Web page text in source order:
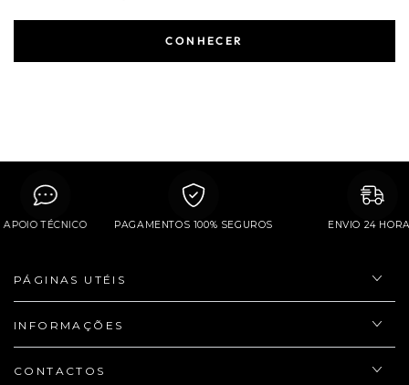
CONHECER
APOIO TÉCNICO PAGAMENTOS 100% SEGUROS ENVIO 24
PÁGINAS UTÉIS
INFORMAÇÕES
CONTACTOS